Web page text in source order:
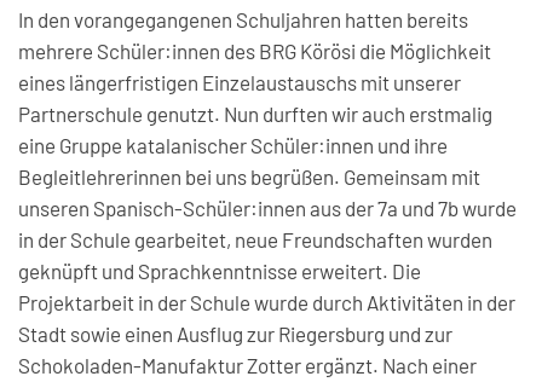
In den vorangegangenen Schuljahren hatten bereits
mehrere Schüler:innen des BRG Körösi die Möglichkeit
eines längerfristigen Einzelaustauschs mit unserer
Partnerschule genutzt. Nun durften wir auch erstmalig
eine Gruppe katalanischer Schüler:innen und ihre
Begleitlehrerinnen bei uns begrüßen. Gemeinsam mit
unseren Spanisch-Schüler:innen aus der 7a und 7b wurde
in der Schule gearbeitet, neue Freundschaften wurden
geknüpft und Sprachkenntnisse erweitert. Die
Projektarbeit in der Schule wurde durch Aktivitäten in der
Stadt sowie einen Ausflug zur Riegersburg und zur
Schokoladen-Manufaktur Zotter ergänzt. Nach einer